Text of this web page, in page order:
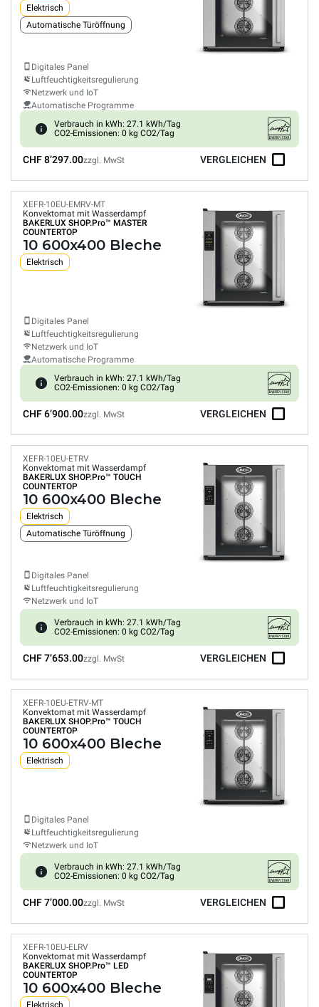
Elektrisch
Automatische Türöffnung
Digitales Panel
Luftfeuchtigkeitsregulierung
Netzwerk und IoT
Automatische Programme
Verbrauch in kWh: 27.1 kWh/Tag
CO2-Emissionen: 0 kg CO2/Tag
CHF 8’297.00zzgl. MwSt VERGLEICHEN
XEFR-10EU-EMRV-MT
Konvektomat mit Wasserdampf
BAKERLUX SHOP.Pro™ MASTER
COUNTERTOP
10 600x400 Bleche
Elektrisch
Digitales Panel
Luftfeuchtigkeitsregulierung
Netzwerk und IoT
Automatische Programme
Verbrauch in kWh: 27.1 kWh/Tag
CO2-Emissionen: 0 kg CO2/Tag
CHF 6’900.00zzgl. MwSt VERGLEICHEN
XEFR-10EU-ETRV
Konvektomat mit Wasserdampf
BAKERLUX SHOP.Pro™ TOUCH
COUNTERTOP
10 600x400 Bleche
Elektrisch
Automatische Türöffnung
Digitales Panel
Luftfeuchtigkeitsregulierung
Netzwerk und IoT
Verbrauch in kWh: 27.1 kWh/Tag
CO2-Emissionen: 0 kg CO2/Tag
CHF 7’653.00zzgl. MwSt VERGLEICHEN
XEFR-10EU-ETRV-MT
Konvektomat mit Wasserdampf
BAKERLUX SHOP.Pro™ TOUCH
COUNTERTOP
10 600x400 Bleche
Elektrisch
Digitales Panel
Luftfeuchtigkeitsregulierung
Netzwerk und IoT
Verbrauch in kWh: 27.1 kWh/Tag
CO2-Emissionen: 0 kg CO2/Tag
CHF 7’000.00zzgl. MwSt VERGLEICHEN
XEFR-10EU-ELRV
Konvektomat mit Wasserdampf
BAKERLUX SHOP.Pro™ LED
COUNTERTOP
10 600x400 Bleche
Elektrisch